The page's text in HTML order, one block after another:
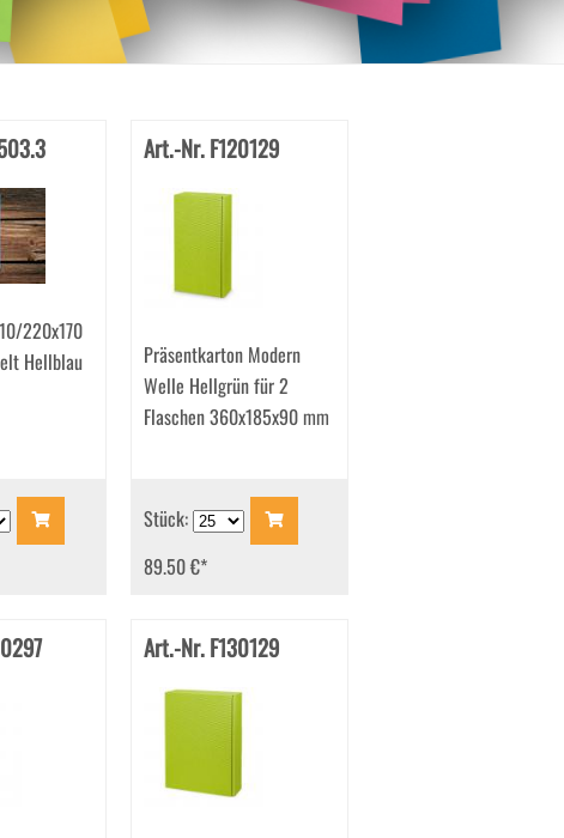
220x170
Hellblau
Art.-Nr. F120129
Präsentkarton Modern
Welle Hellgrün für 2
Flaschen 360x185x90 mm
Stück:
89.50 €*
Art.-Nr. F130129